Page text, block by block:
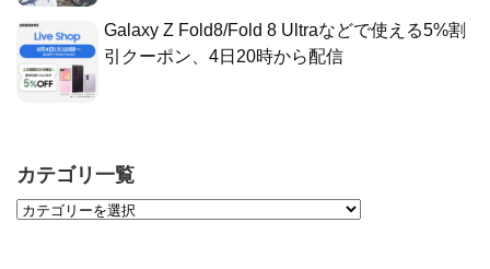
Galaxy Z Fold8/Fold 8 Ultraなどで使える5%割
引クーポン、4日20時から配信
カテゴリ一覧